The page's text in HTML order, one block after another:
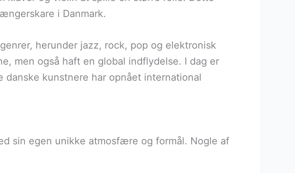
i Danmark.
herunder jazz, rock, pop og elektronisk
men også haft en global indflydelse. I dag er
danske kunstnere har opnået international
sin egen unikke atmosfære og formål. Nogle af